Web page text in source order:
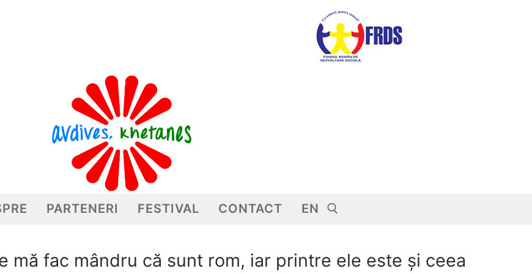
PARTENERI FESTIVAL CONTACT EN
Caută după:
mă fac mândru că sunt rom, iar printre ele este și ceea